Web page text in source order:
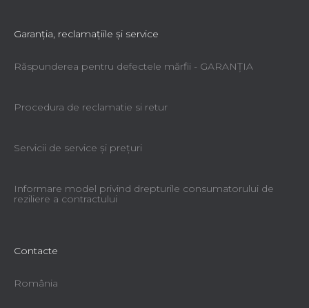
Garanţia, reclamaţiile şi service
Răspunderea pentru defectele mărfii - GARANŢIA
Procedura de reclamatie si retur
Servicii de service şi preţuri
Informare model privind drepturile consumatorului de
reziliere a contractului
Contacte
România